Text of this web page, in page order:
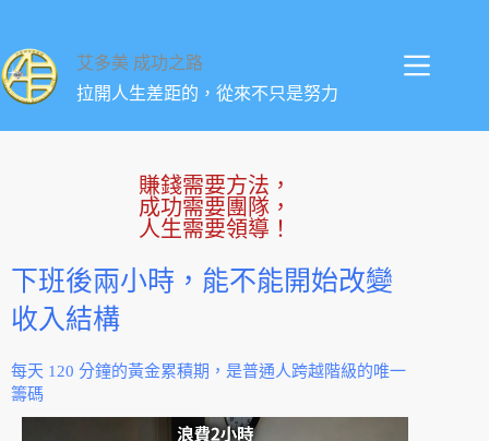
艾多美 成功之路
拉開人生差距的，從來不只是努力
賺錢需要方法，
成功需要團隊，
人生需要領導！
下班後兩小時，能不能開始改變
收入結構
每天 120 分鐘的黃金累積期，是普通人跨越階級的唯一
籌碼